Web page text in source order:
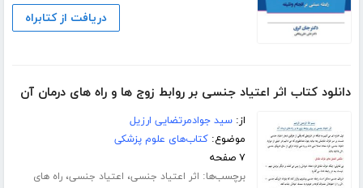
دریافت از کتابراه
دانلود کتاب اثر اعتیاد جنسی بر روابط زوج ها و راه های درمان آن
از:سید جوادمرتضایی ارزیل
موضوع:کتاب‌های علوم پزشکی
۷ صفحه
برچسب‌ها: اثر اعتیاد جنسی، اعتیاد جنسی،راه های